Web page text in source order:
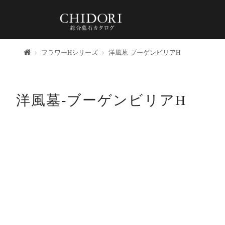
トップフラワーHシリーズ 洋風墓-ブーゲンビリアH
洋風墓-ブーゲンビリアH